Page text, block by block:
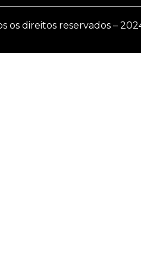
os direitos reservados –